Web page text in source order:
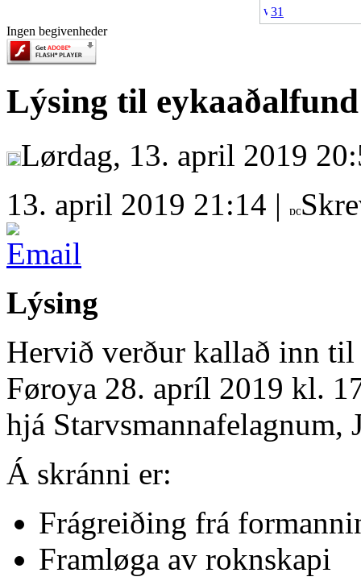
31
Ingen begivenheder
Lýsing til
Lørdag, 13. april 2019
13. april 2019 21:14 |
Lýsing
Hervið verður kallað inn
Føroya 28. apríl 2019 kl.
hjá Starvsmannafelagnum,
Á skránni er:
Frágreiðing frá
Framløga av roknskapi